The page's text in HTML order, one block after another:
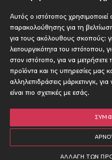
Αυτός ο ιστότοπος χρησιμοποιεί
παρακολούθησης για τη
για τους ακόλουθους σκοπούς:
λειτουργικότητα του ιστότοπου,
στον ιστότοπο, για να μετρήσετε
προϊόντα και τις υπηρεσίες μας
αλληλεπιδράσεις μάρκετινγκ, για
είναι πιο σχετικές με εσάς.
ΑΛΛΑΓΉ ΤΩΝ
Βοήθεια
Αποστολές & Επιστροφές
Πληρωμές & Ασφάλεια
Σχετικά με τα eBooks
Επικοινωνία
Socials
Πολιτική Cookies
Designed and developed by Radial